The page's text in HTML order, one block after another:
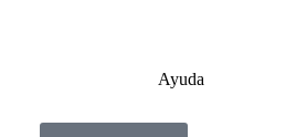
Ayuda